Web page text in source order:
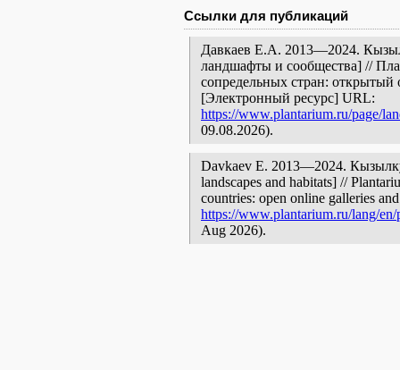
Ссылки для публикаций
Давкаев Е.А. 2013—2024.
ландшафты и сообщества] //
сопредельных стран: открытый
[Электронный ресурс] URL:
https://www.plantarium.ru/page/
09.08.2026).
Davkaev E. 2013—2024.
landscapes and habitats] //
countries: open online galleries
https://www.plantarium.ru/lang/
Aug 2026).